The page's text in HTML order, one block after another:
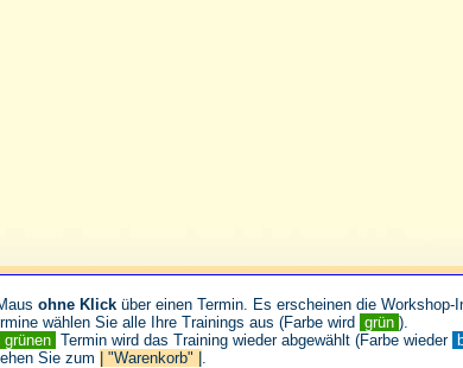
ohne Klick über einen Termin. Es erscheinen die Workshop-
wählen Sie alle Ihre Trainings aus (Farbe wird grün ).
grünen Termin wird das Training wieder abgewählt (Farbe wieder
Sie zum
| "Warenkorb" | .